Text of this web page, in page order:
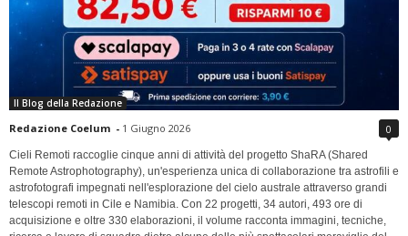
Il Blog della Redazione
Redazione Coelum - 1 Giugno 2026 0
Cieli Remoti raccoglie cinque anni di attività del progetto ShaRA (Shared
Remote Astrophotography), un'esperienza unica di collaborazione tra astrofili e
astrofotografi impegnati nell'esplorazione del cielo australe attraverso grandi
telescopi remoti in Cile e Namibia. Con 22 progetti, 34 autori, 493 ore di
acquisizione e oltre 330 elaborazioni, il volume racconta immagini, tecniche,